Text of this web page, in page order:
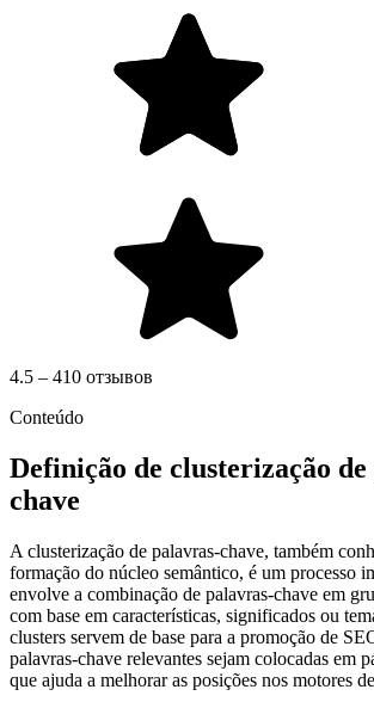
4.5 – 410 отзывов
Conteúdo
Definição de clusterização
chave
A clusterização de palavras-chave, também
formação do núcleo semântico, é um processo
envolve a combinação de palavras-chave em
com base em características, significados ou
clusters servem de base para a promoção de
palavras-chave relevantes sejam colocadas em
que ajuda a melhorar as posições nos motores